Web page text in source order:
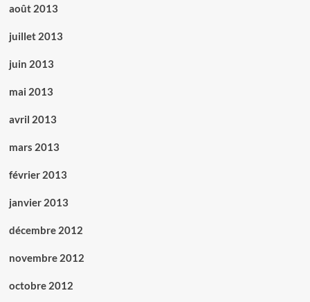
août 2013
juillet 2013
juin 2013
mai 2013
avril 2013
mars 2013
février 2013
janvier 2013
décembre 2012
novembre 2012
octobre 2012